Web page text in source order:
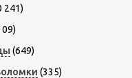
241)
(649)
(335)